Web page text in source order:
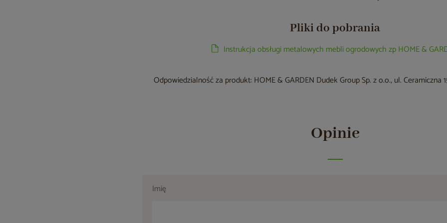
Pliki do pobrania
Instrukcja obsługi metalowych mebli ogrodowych zp HOME &
Odpowiedzialność za produkt: HOME & GARDEN Dudek Group Sp. z o.o., ul. Ceramiczna
Opinie
Imię